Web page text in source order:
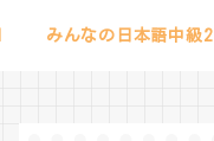
みんなの日本語中級2